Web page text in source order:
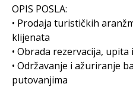
OPIS POSLA:
• Prodaja turističkih
klijenata
• Obrada rezervacija,
• Održavanje i ažuriranje
putovanjima